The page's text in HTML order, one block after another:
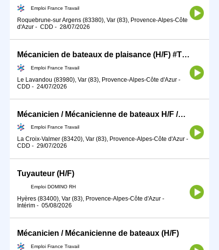
Emploi France Travail
Roquebrune-sur Argens (83380), Var (83), Provence-Alpes-Côte
d'Azur - CDD - 28/07/2026
Mécanicien de bateaux de plaisance (H/F) #TDFE2026
Emploi France Travail
Le Lavandou (83980), Var (83), Provence-Alpes-Côte d'Azur -
CDD - 24/07/2026
Mécanicien / Mécanicienne de bateaux H/F /NON LOGE
Emploi France Travail
La Croix-Valmer (83420), Var (83), Provence-Alpes-Côte d'Azur -
CDD - 29/07/2026
Tuyauteur (H/F)
Emploi DOMINO RH
Hyères (83400), Var (83), Provence-Alpes-Côte d'Azur -
Intérim - 05/08/2026
Mécanicien / Mécanicienne de bateaux (H/F)
Emploi France Travail